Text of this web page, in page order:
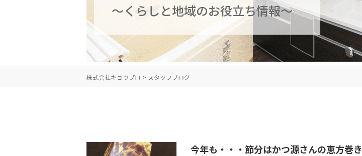
～くらしと地域のお役立ち情報～
株式会社キョウプロ > スタッフブログ
今年も・・・節分はかつ源さんの恵方巻き